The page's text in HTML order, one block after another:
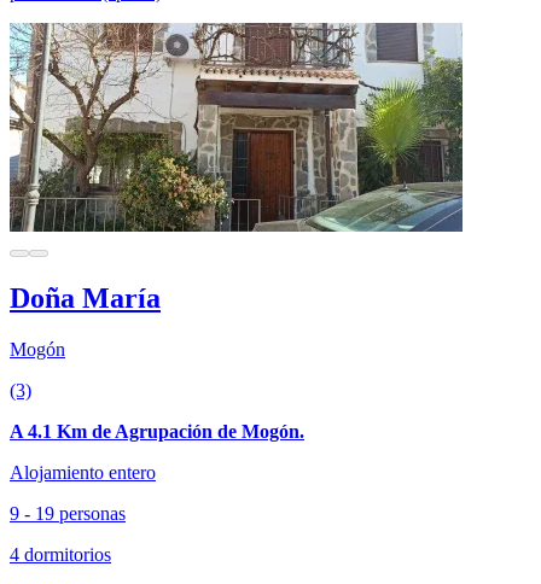
Doña María
Mogón
(3)
A 4.1 Km de Agrupación de Mogón.
Alojamiento entero
9 - 19 personas
4 dormitorios